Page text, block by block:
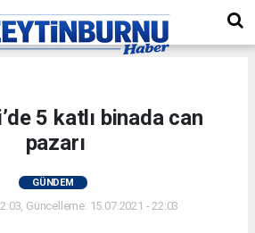
5 katlı binada can
pazarı
GÜNDEM
Güncelleme: 15.07.2021 - 22:03